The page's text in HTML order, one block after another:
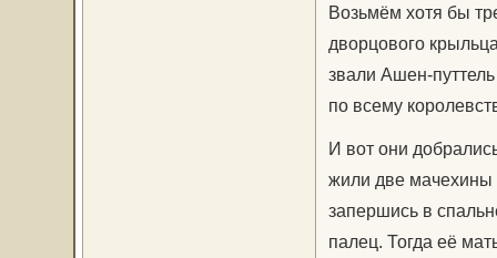
Возьмём хотя бы
дворцового
звали Ашен-
по всему
И вот они
жили две мачехины
запершись в
палец. Тогда её